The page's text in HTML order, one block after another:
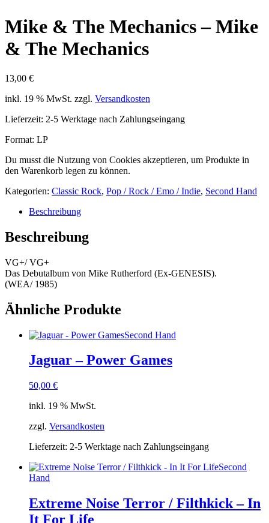
Mike & The Mechanics – Mike
& The Mechanics
13,00 €
inkl. 19 % MwSt. zzgl. Versandkosten
Lieferzeit: 2-5 Werktage nach Zahlungseingang
Format: LP
Du musst die Nutzung von Cookies akzeptieren, um Produkte in
den Warenkorb legen zu können.
Kategorien: Classic Rock, Pop / Rock / Emo / Indie, Second Hand
Beschreibung
Beschreibung
VG+/ VG+
Das Debutalbum von Mike Rutherford (Ex-GENESIS).
(WEA/ 1985)
Ähnliche Produkte
Second Hand
Jaguar – Power Games
50,00 €
inkl. 19 % MwSt.
zzgl. Versandkosten
Lieferzeit: 2-5 Werktage nach Zahlungseingang
Second
Hand
Extreme Noise Terror / Filthkick – In
It For Life